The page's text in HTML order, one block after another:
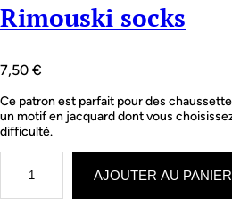
Rimouski socks
7,50 €
Ce patron est parfait pour des
un motif en jacquard dont vous
difficulté.
n
AJOUTER AU PANIER